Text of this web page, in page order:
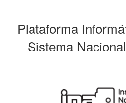
Plataforma
Sistema